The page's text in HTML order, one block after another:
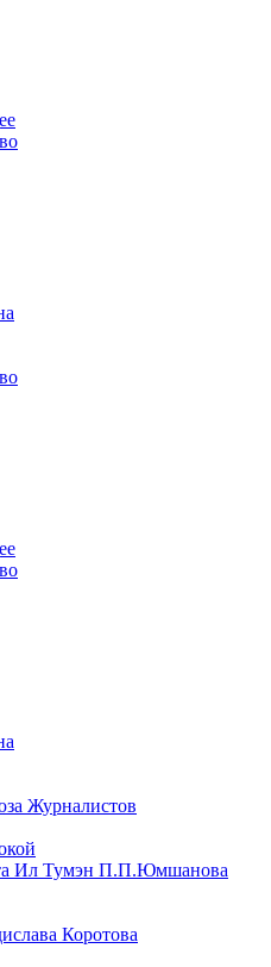
Журналистов
Ил Тумэн П.П.Юмшанова
Коротова